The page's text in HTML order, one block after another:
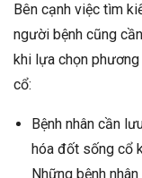
Bên cạnh việc tìm
người bệnh cũng
khi lựa chọn
cổ:
Bệnh nhân cần
hóa đốt sống cổ
Những bệnh